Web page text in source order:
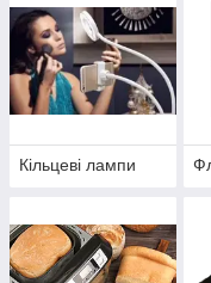
Кільцеві лампи